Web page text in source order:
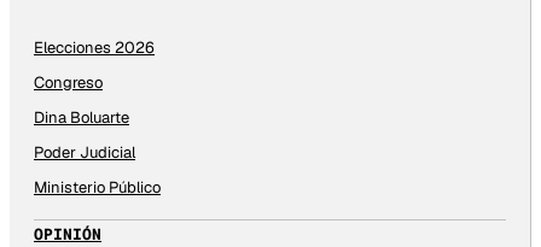
Elecciones 2026
Congreso
Dina Boluarte
Poder Judicial
Ministerio Público
OPINIÓN